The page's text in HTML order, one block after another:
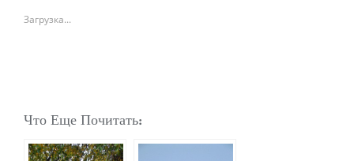
Загрузка...
Что Еще Почитать: